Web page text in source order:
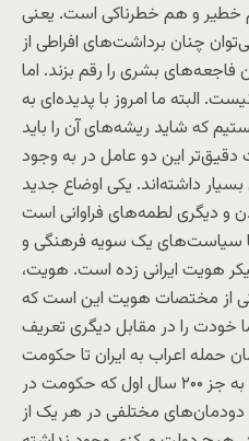
خطیر و هم خطرناکی است. یعنی
چنان برداشت‌های افراطی از
بشری را رقم بزند. اما
البته ما امروز با پدیده‌ای به
که شاید ریشه‌های آن را باید
دقیق‌تر این دو عامل در به وجود
داشته‌اند. یکی اوضاع جدید
دیگری لطمه‌های فراوانی است
سیاست‌های یک سویه فرهنگی و
هویت ایرانی زده است. هویت،
از مختصات هویت این است که
را در مقابل دیگری تعریف
حمله اعراب به ایران تا حکومت
صفوی ۹۰۰ سال طول می‌کشد. به جز ۲۰۰ سال اول که حکومت در
مختلفی در هر یک از